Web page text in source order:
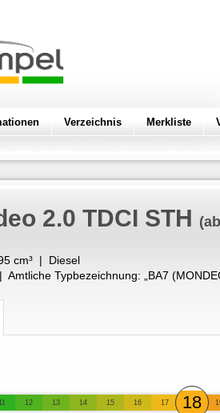
Verzeichnis Merkliste
2.0 TDCI STH
cm³ | Diesel
| Amtliche Typbezeichnung: „ BA7
11 12 13 14 15 16 17 18